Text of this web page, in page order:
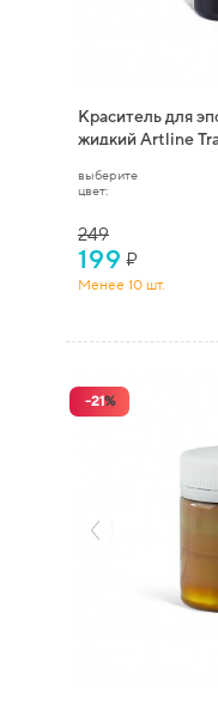
Краситель для
жидкий Artline
выберите
цвет:
249
199 ₽
Менее 10 шт.
-21%